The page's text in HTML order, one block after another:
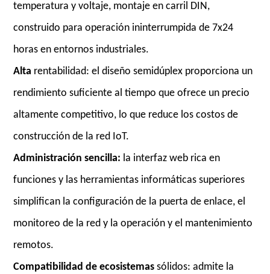
temperatura y voltaje, montaje en carril DIN,
construido para operación ininterrumpida de 7x24
horas en entornos industriales.
Alta rentabilidad: el diseño semidúplex proporciona un
rendimiento suficiente al tiempo que ofrece un precio
altamente competitivo, lo que reduce los costos de
construcción de la red IoT.
Administración sencilla: la interfaz web rica en
funciones y las herramientas informáticas superiores
simplifican la configuración de la puerta de enlace, el
monitoreo de la red y la operación y el mantenimiento
remotos.
Compatibilidad de ecosistemas sólidos: admite la